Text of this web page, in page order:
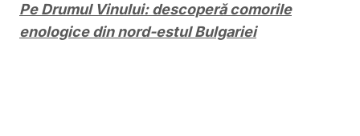
Pe Drumul Vinului: descoperă comorile
enologice din nord-estul Bulgariei